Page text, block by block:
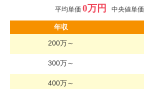
平均単価 0万円 中央値単価
年収
200万～
300万～
400万～